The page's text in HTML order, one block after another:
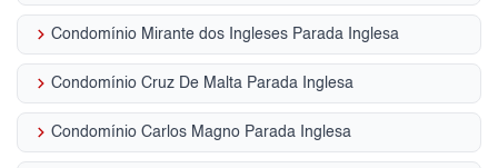
keyboard_arrow_right Condomínio Mirante dos Ingleses Parada Inglesa
keyboard_arrow_right Condomínio Cruz De Malta Parada Inglesa
keyboard_arrow_right Condomínio Carlos Magno Parada Inglesa